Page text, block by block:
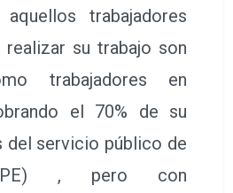
aquellos trabajadores
realizar su trabajo son
trabajadores en
el 70% de su
del servicio público de
, pero con